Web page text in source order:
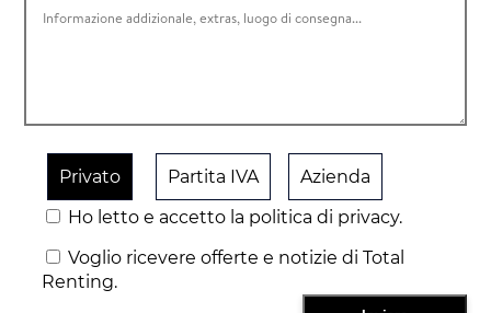
Privato Partita IVA
Azienda
Ho letto e accetto la politica di privacy.
Voglio ricevere offerte e notizie di Total
Renting.